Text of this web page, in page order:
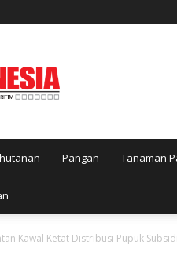
Pangan Tanaman
Kawal Ketat Distribusi Pupuk Subsidi